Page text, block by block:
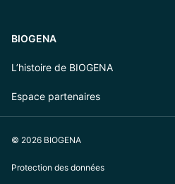
BIOGENA
L’histoire de BIOGENA
Espace partenaires
© 2026 BIOGENA
Protection des données